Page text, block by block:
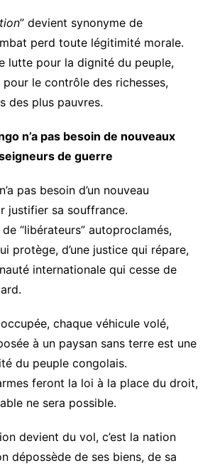
” devient synonyme de
perd toute légitimité morale.
lutte pour la dignité du peuple,
pour le contrôle des richesses,
des plus pauvres.
n’a pas besoin de nouveaux
de guerre
pas besoin d’un nouveau
justifier sa souffrance.
de “libérateurs” autoproclamés,
protège, d’une justice qui répare,
internationale qui cesse de
chaque véhicule volé,
à un paysan sans terre est une
du peuple congolais.
feront la loi à la place du droit,
ne sera possible.
devient du vol, c’est la nation
dépossède de ses biens, de sa